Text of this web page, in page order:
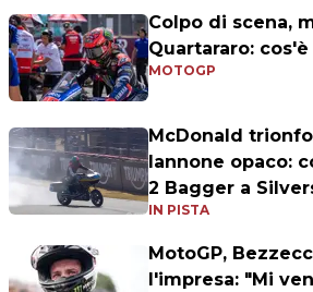
Colpo di scena,
Quartararo:
MOTOGP
McDonald
Iannone opaco:
2 Bagger a
IN PISTA
MotoGP,
l'impresa: "Mi